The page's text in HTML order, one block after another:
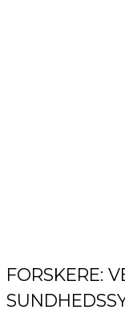
FORSKERE: